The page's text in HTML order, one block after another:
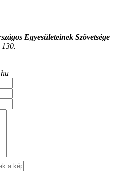
Egyesületeinek Szövetsége
130.